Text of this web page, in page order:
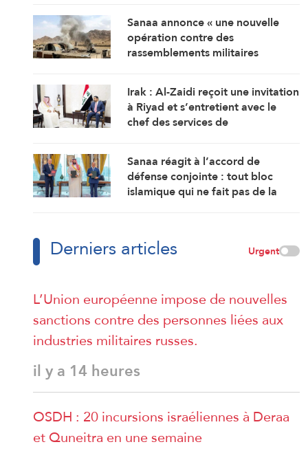
Sanaa annonce « une nouvelle
opération contre des
rassemblements militaires
Irak : Al-Zaidi reçoit une invitation
à Riyad et s’entretient avec le
chef des services de
Sanaa réagit à l’accord de
défense conjointe : tout bloc
islamique qui ne fait pas de la
Derniers articles Urgent
L’Union européenne impose de nouvelles
sanctions contre des personnes liées aux
industries militaires russes.
il y a 14 heures
OSDH : 20 incursions israéliennes à Deraa
et Quneitra en une semaine